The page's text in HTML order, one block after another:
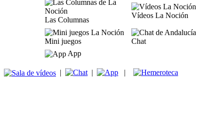
Las Columnas
Vídeos La Noción
Mini juegos
Chat
App
| | |